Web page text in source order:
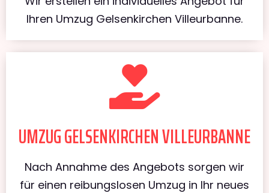
Ihren Umzug Gelsenkirchen Villeurbanne.
UMZUG GELSENKIRCHEN VILLEURBANNE
Nach Annahme des Angebots sorgen wir
für einen reibungslosen Umzug in Ihr neues